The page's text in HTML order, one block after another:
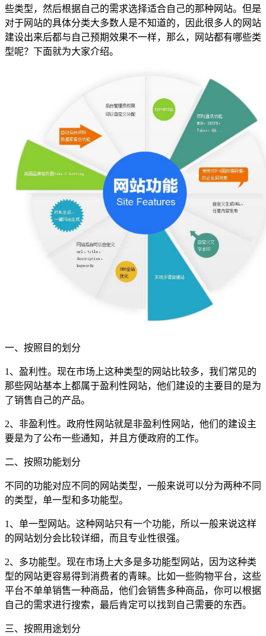
些类型，然后根据自己的需求选择适合自己的那种网站。但是
对于网站的具体分类大多数人是不知道的，因此很多人的网站
建设出来后都与自己预期效果不一样，那么，网站都有哪些类
型呢？下面就为大家介绍。
一、按照目的划分
1、盈利性。现在市场上这种类型的网站比较多，我们常见的
那些网站基本上都属于盈利性网站，他们建设的主要目的是为
了销售自己的产品。
2、非盈利性。政府性网站就是非盈利性网站，他们的建设主
要是为了公布一些通知，并且方便政府的工作。
二、按照功能划分
不同的功能对应不同的网站类型，一般来说可以分为两种不同
的类型，单一型和多功能型。
1、单一型网站。这种网站只有一个功能，所以一般来说这样
的网站划分会比较详细，而且专业性很强。
2、多功能型。现在市场上大多是多功能型网站，因为这种类
型的网站更容易得到消费者的青睐。比如一些购物平台，这些
平台不单单销售一种商品，他们会销售多种商品，你可以根据
自己的需求进行搜索，最后肯定可以找到自己需要的东西。
三、按照用途划分